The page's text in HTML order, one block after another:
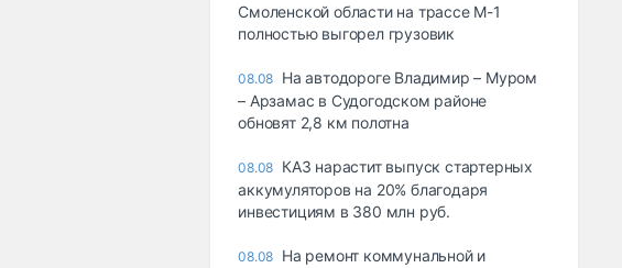
Смоленской области на трассе М-1
полностью выгорел грузовик
08.08 На автодороге Владимир – Муром
– Арзамас в Судогодском районе
обновят 2,8 км полотна
08.08 КАЗ нарастит выпуск стартерных
аккумуляторов на 20% благодаря
инвестициям в 380 млн руб.
08.08 На ремонт коммунальной и